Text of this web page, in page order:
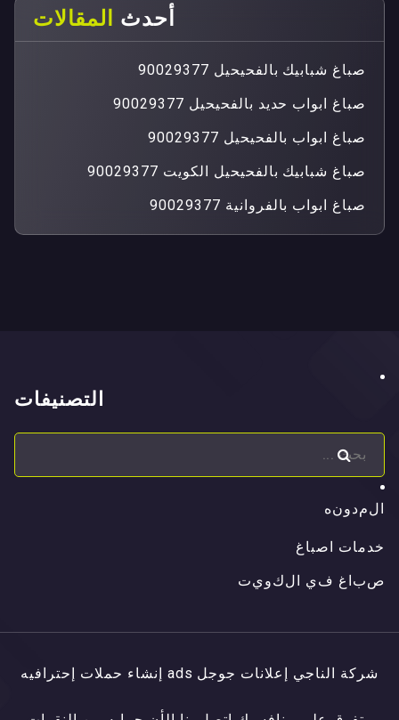
أحدث المقالات
صباغ شبابيك بالفحيحيل 90029377
صباغ ابواب حديد بالفحيحيل 90029377
صباغ ابواب بالفحيحيل 90029377
صباغ شبابيك بالفحيحيل الكويت 90029377
صباغ ابواب بالفروانية 90029377
التصنيفات
ل
لمدونه
خدمات اصباغ
ل
صباغ في ا لكويت
شركة الناجي إعلانات جوجل ads إنشاء حملات إحترافيه